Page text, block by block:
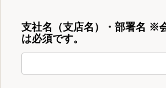
支社名（支店名）・部署名 ※
は必須です。